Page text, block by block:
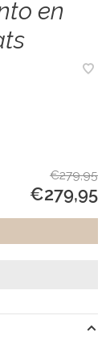
en
€279,95
€279,95